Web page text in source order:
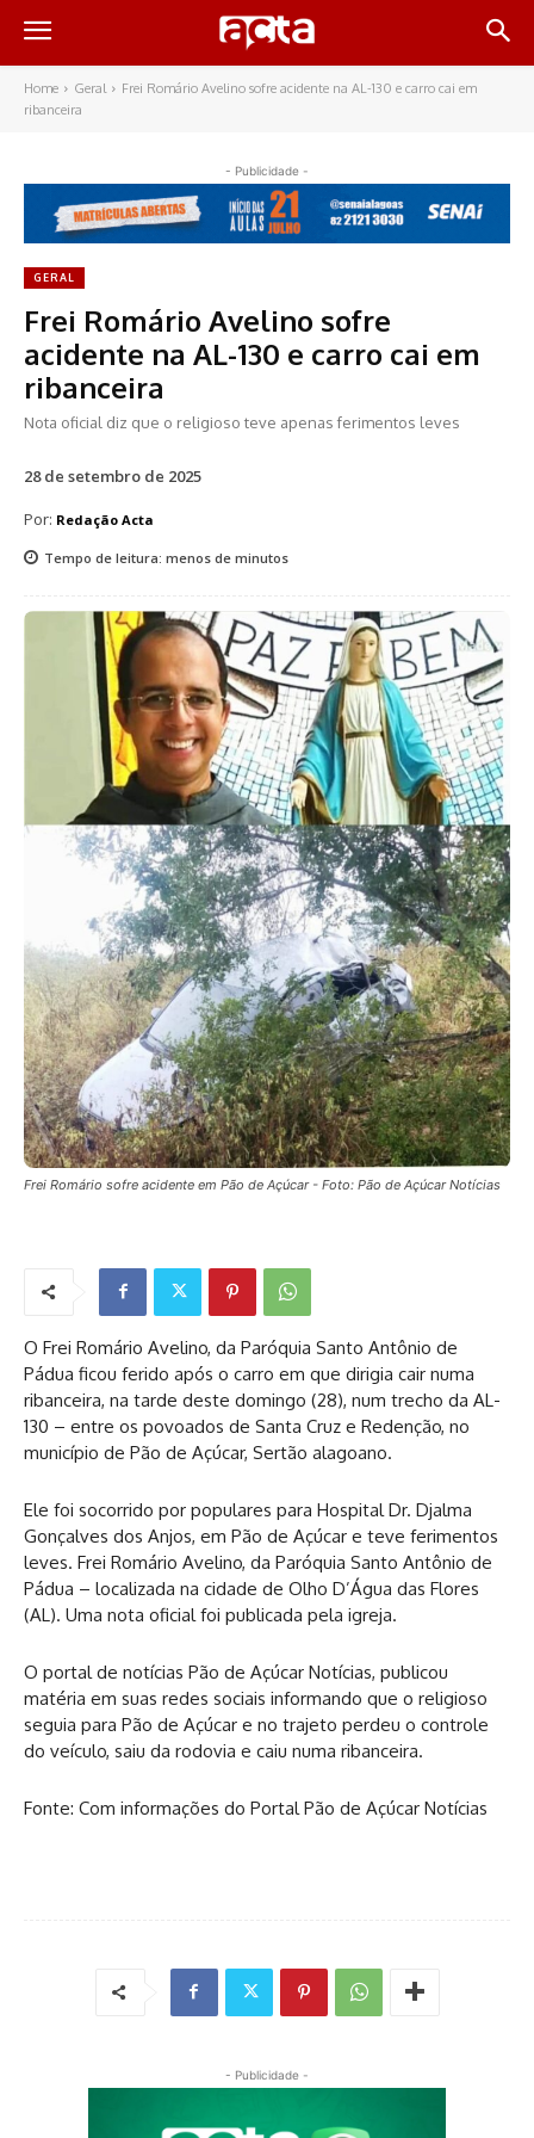
Home Geral
Frei Romário Avelino sofre acidente na AL-130 e carro cai em
ribanceira
- Publicidade -
GERAL
Frei Romário Avelino sofre
acidente na AL-130 e carro cai em
ribanceira
Nota oficial diz que o religioso teve apenas ferimentos leves
28 de setembro de 2025
Por: Redação Acta
Tempo de leitura: menos de minutos
Frei Romário sofre acidente em Pão de Açúcar - Foto: Pão de Açúcar Notícias
O Frei Romário Avelino, da Paróquia Santo Antônio de
Pádua ficou ferido após o carro em que dirigia cair numa
ribanceira, na tarde deste domingo (28), num trecho da AL-
130 – entre os povoados de Santa Cruz e Redenção, no
município de Pão de Açúcar, Sertão alagoano.
Ele foi socorrido por populares para Hospital Dr. Djalma
Gonçalves dos Anjos, em Pão de Açúcar e teve ferimentos
leves. Frei Romário Avelino, da Paróquia Santo Antônio de
Pádua – localizada na cidade de Olho D’Água das Flores
(AL). Uma nota oficial foi publicada pela igreja.
O portal de notícias Pão de Açúcar Notícias, publicou
matéria em suas redes sociais informando que o religioso
seguia para Pão de Açúcar e no trajeto perdeu o controle
do veículo, saiu da rodovia e caiu numa ribanceira.
Fonte: Com informações do Portal Pão de Açúcar Notícias
- Publicidade -